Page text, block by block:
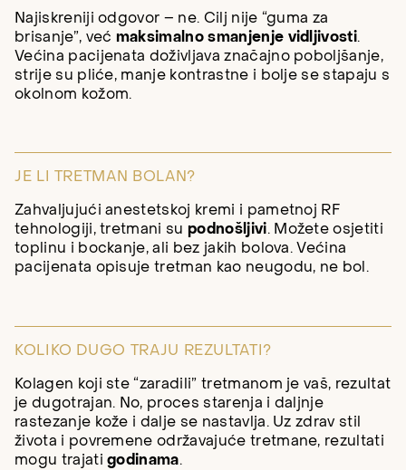
Najiskreniji odgovor – ne. Cilj nije “guma za
brisanje”, već maksimalno smanjenje vidljivosti.
Većina pacijenata doživljava značajno poboljšanje,
strije su pliće, manje kontrastne i bolje se stapaju s
okolnom kožom.
JE LI TRETMAN BOLAN?
Zahvaljujući anestetskoj kremi i pametnoj RF
tehnologiji, tretmani supodnošljivi. Možete osjetiti
toplinu i bockanje, ali bez jakih bolova. Većina
pacijenata opisuje tretman kao neugodu, ne bol.
KOLIKO DUGO TRAJU REZULTATI?
Kolagen koji ste “zaradili” tretmanom je vaš, rezultat
je dugotrajan. No, proces starenja i daljnje
rastezanje kože i dalje se nastavlja. Uz zdrav stil
života i povremene održavajuće tretmane, rezultati
mogu trajatigodinama.